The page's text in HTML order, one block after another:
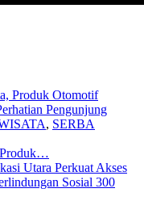
, SERBA
Produk…